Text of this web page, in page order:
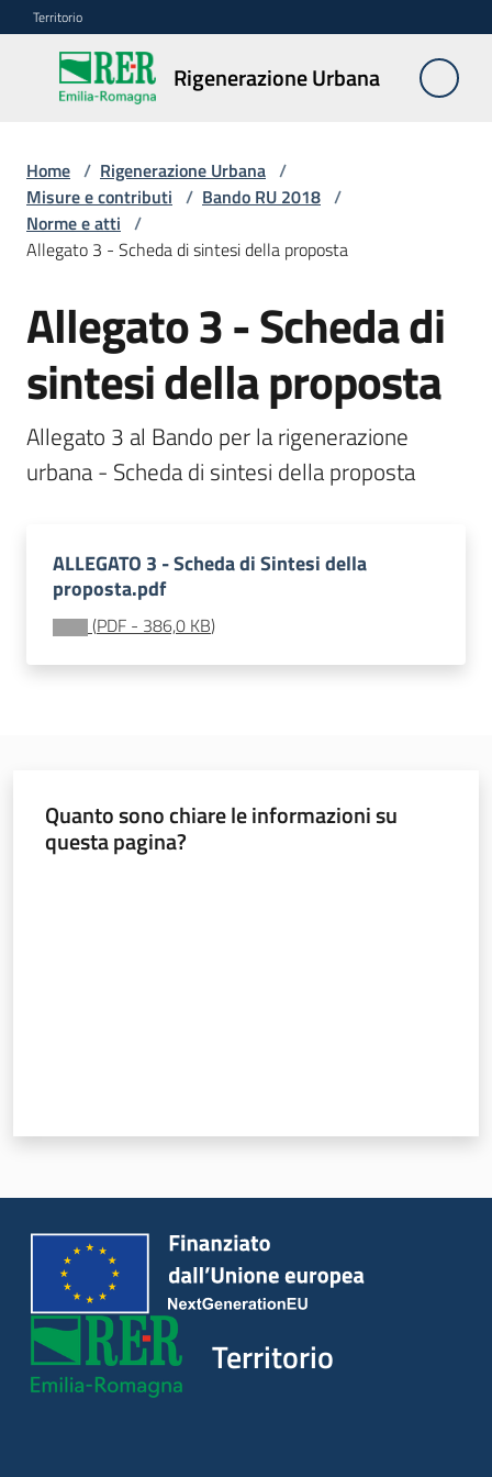
Vai al contenuto
Vai alla navigazione
Vai al footer
Territorio
Rigenerazione Urbana
Rigenerazione
Urbana
Misure
e
contributi
Strumenti
Divulgazione
Norme
e
atti
Seguici
Territorio
Home / Rigenerazione Urbana /
Misure e contributi / Bando RU 2018 /
Norme e atti /
Allegato 3 - Scheda di sintesi della proposta
Allegato 3 - Scheda di
sintesi della proposta
Allegato 3 al Bando per la rigenerazione
urbana - Scheda di sintesi della proposta
ALLEGATO 3 - Scheda di Sintesi della
proposta.pdf
(PDF - 386,0 KB)
Quanto sono chiare le informazioni su
questa pagina?
Territorio